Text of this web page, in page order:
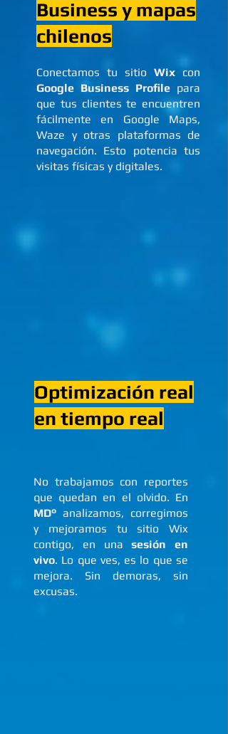
Business y mapas
chilenos
Conectamos tu sitio Wix con
Google Business Profile para
que tus clientes te encuentren
fácilmente en Google Maps,
Waze y otras plataformas de
navegación. Esto potencia tus
visitas físicas y digitales.
Optimización real
en tiempo real
No trabajamos con reportes
que quedan en el olvido. En
MD° analizamos, corregimos
y mejoramos tu sitio Wix
contigo, en una sesión en
vivo. Lo que ves, es lo que se
mejora. Sin demoras, sin
excusas.